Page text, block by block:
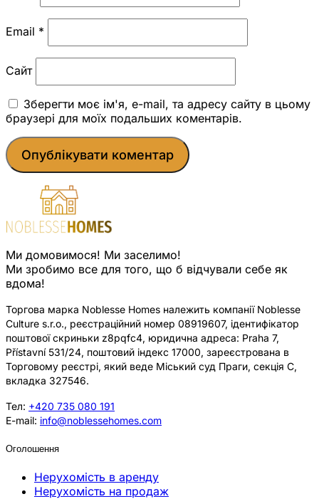
Email *
Сайт
Зберегти моє ім'я, e-mail, та адресу сайту в цьому
браузері для моїх подальших коментарів.
Ми домовимося! Ми заселимо!
Ми зробимо все для того, що б відчували себе як
вдома!
Торгова марка Noblesse Homes належить компанії Noblesse
Culture s.r.o., реєстраційний номер 08919607, ідентифікатор
поштової скриньки z8pqfc4, юридична адреса: Praha 7,
Přístavní 531/24, поштовий індекс 17000, зареєстрована в
Торговому реєстрі, який веде Міський суд Праги, секція C,
вкладка 327546.
Тел: +420 735 080 191
E-mail: info@noblessehomes.com
Оголошення
Нерухомість в аренду
Нерухомість на продаж